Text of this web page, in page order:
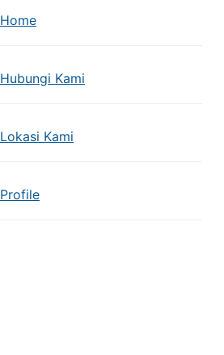
Home
Hubungi Kami
Lokasi Kami
Profile